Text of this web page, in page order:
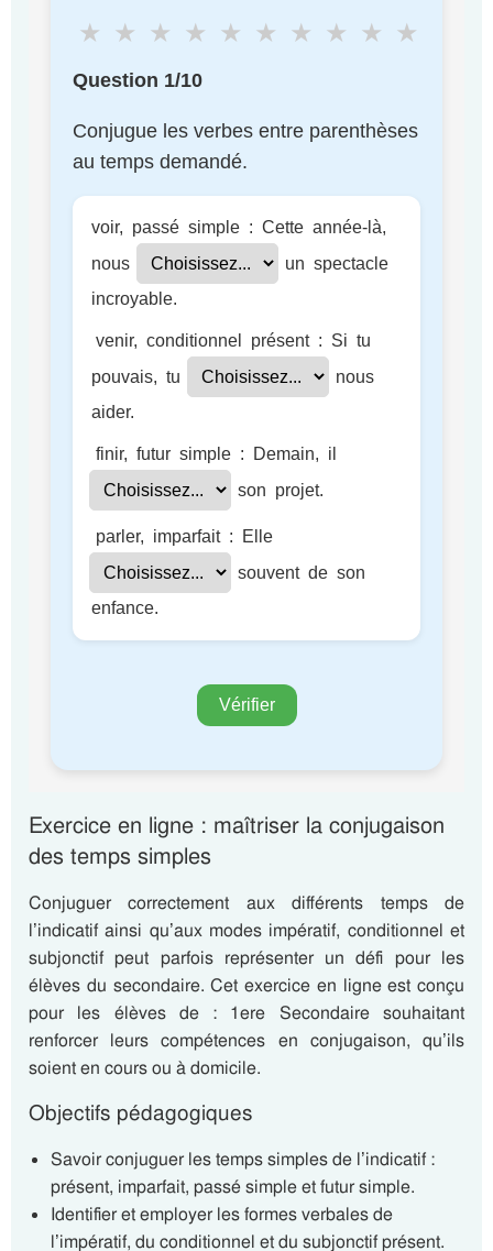
Exercice en ligne : maîtriser la conjugaison
des temps simples
Conjuguer correctement aux différents temps de
l’indicatif ainsi qu’aux modes impératif, conditionnel et
subjonctif peut parfois représenter un défi pour les
élèves du secondaire. Cet exercice en ligne est conçu
pour les élèves de : 1ere Secondaire souhaitant
renforcer leurs compétences en conjugaison, qu’ils
soient en cours ou à domicile.
Objectifs pédagogiques
Savoir conjuguer les temps simples de l’indicatif :
présent, imparfait, passé simple et futur simple.
Identifier et employer les formes verbales de
l’impératif, du conditionnel et du subjonctif présent.